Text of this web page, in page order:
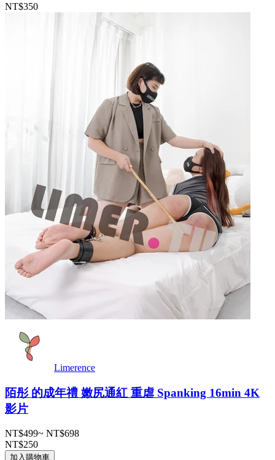
NT$350
Limerence
陌彤 的成年禮 嫩尻通紅 重虐 Spanking 16min 4K
影片
NT$499~ NT$698
NT$250
加入購物車